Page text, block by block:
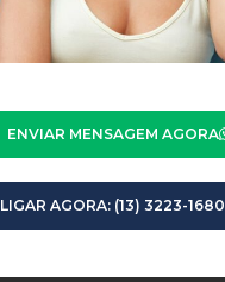
ENVIAR MENSAGEM AGORA
LIGAR AGORA: (13) 3223-1680